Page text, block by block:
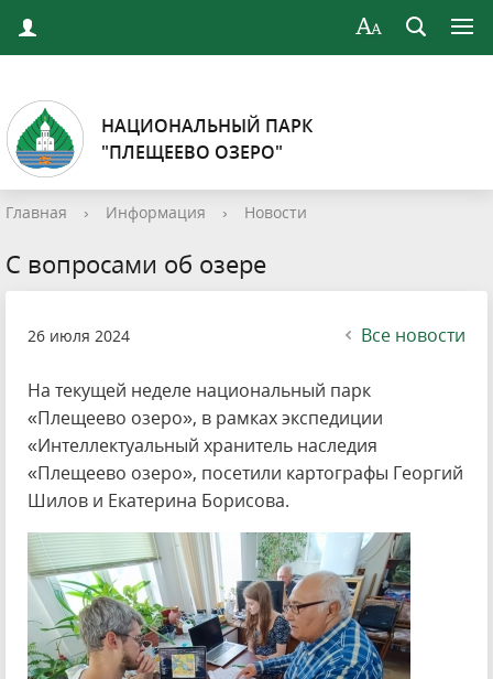
НАЦИОНАЛЬНЫЙ ПАРК
"ПЛЕЩЕЕВО ОЗЕРО"
Главная › Информация › Новости
С вопросами об озере
26 июля 2024 Все новости
На текущей неделе национальный парк
«Плещеево озеро», в рамках экспедиции
«Интеллектуальный хранитель наследия
«Плещеево озеро», посетили картографы Георгий
Шилов и Екатерина Борисова.